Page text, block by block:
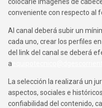
conveniente con respecto al
Al canal deberá subir un
cada uno, crear los perfiles
del link del canal se deberá
a
La selección la realizará un
aspectos, sociales e
confiabilidad del contenido,